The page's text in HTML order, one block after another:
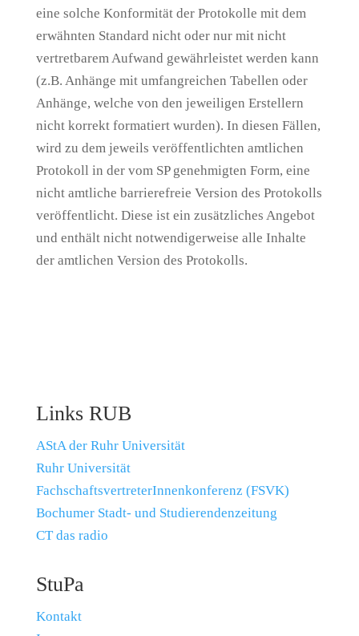
eine solche Konformität der Protokolle mit dem
erwähnten Standard nicht oder nur mit nicht
vertretbarem Aufwand gewährleistet werden kann
(z.B. Anhänge mit umfangreichen Tabellen oder
Anhänge, welche von den jeweiligen Erstellern
nicht korrekt formatiert wurden). In diesen Fällen,
wird zu dem jeweils veröffentlichten amtlichen
Protokoll in der vom SP genehmigten Form, eine
nicht amtliche barrierefreie Version des Protokolls
veröffentlicht. Diese ist ein zusätzliches Angebot
und enthält nicht notwendigerweise alle Inhalte
der amtlichen Version des Protokolls.
Links RUB
AStA der Ruhr Universität
Ruhr Universität
FachschaftsvertreterInnenkonferenz (FSVK)
Bochumer Stadt- und Studierendenzeitung
CT das radio
StuPa
Kontakt